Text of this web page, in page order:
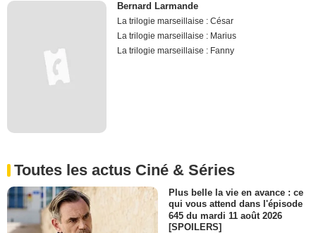
Bernard Larmande
La trilogie marseillaise : César
La trilogie marseillaise : Marius
La trilogie marseillaise : Fanny
Toutes les actus Ciné & Séries
Plus belle la vie en avance : ce
qui vous attend dans l'épisode
645 du mardi 11 août 2026
[SPOILERS]